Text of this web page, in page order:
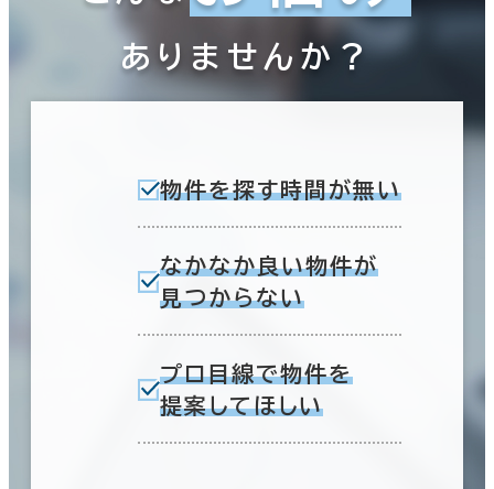
ありませんか？
物件を探す時間が無い
なかなか良い物件が
見つからない
プロ目線で物件を
提案してほしい